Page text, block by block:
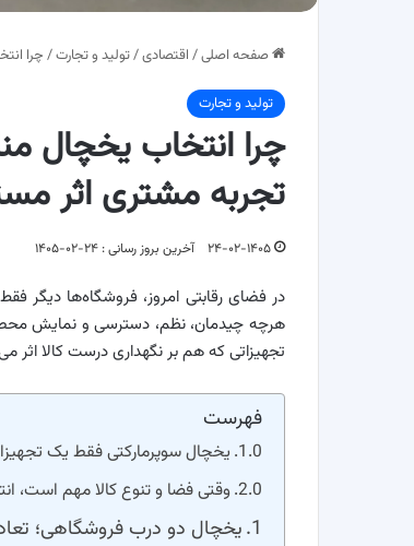
صفحه اصلی/ اقتصادی/تولید و تجارت/چرا
تولید و تجارت
چرا انتخاب یخچال
تجربه مشتری اثر
۲۴-۰۲-۱۴۰۵ آخرین بروز رسانی : ۲۴-۰۲-۱۴۰۵
در فضای رقابتی امروز، فروشگاه‌ها دیگر
هرچه چیدمان، نظم، دسترسی و نمایش
تجهیزاتی که هم بر نگهداری درست کالا اثر
فهرست
یخچال سوپرمارکتی فقط یک
وقتی فضا و تنوع کالا مهم است،
یخچال دو درب فروشگاهی؛